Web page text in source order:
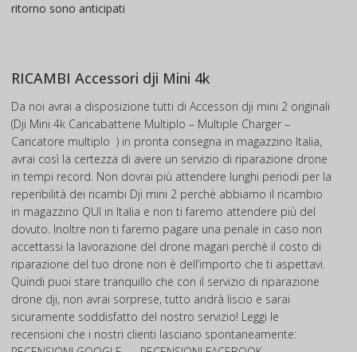
ritorno sono anticipati
RICAMBI Accessori dji Mini 4k
Da noi avrai a disposizione tutti di Accessori dji mini 2 originali
(Dji Mini 4k Caricabatterie Multiplo – Multiple Charger –
Caricatore multiplo ) in pronta consegna in magazzino Italia,
avrai così la certezza di avere un servizio di riparazione drone
in tempi record. Non dovrai più attendere lunghi periodi per la
reperibilità dei ricambi Dji mini 2 perchè abbiamo il ricambio
in magazzino QUI in Italia e non ti faremo attendere più del
dovuto. Inoltre non ti faremo pagare una penale in caso non
accettassi la lavorazione del drone magari perchè il costo di
riparazione del tuo drone non è dell’importo che ti aspettavi.
Quindi puoi stare tranquillo che con il servizio di riparazione
drone dji, non avrai sorprese, tutto andrà liscio e sarai
sicuramente soddisfatto del nostro servizio! Leggi le
recensioni che i nostri clienti lasciano spontaneamente: